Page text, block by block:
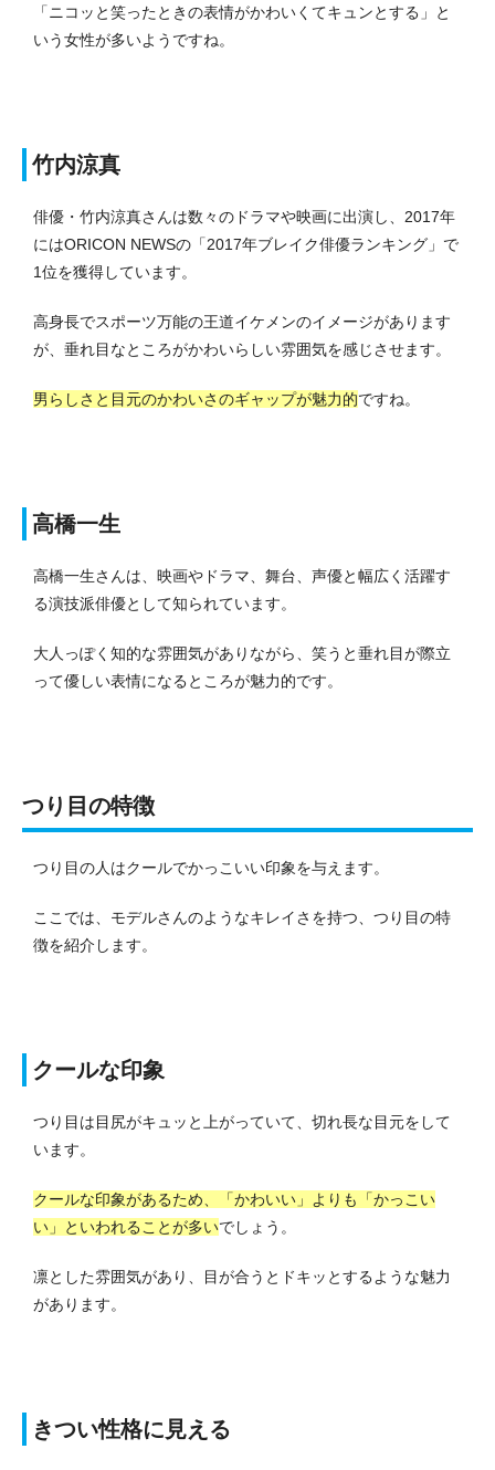
「ニコッと笑ったときの表情がかわいくてキュンとする」と
いう女性が多いようですね。
竹内涼真
俳優・竹内涼真さんは数々のドラマや映画に出演し、2017年
にはORICON NEWSの「2017年ブレイク俳優ランキング」で
1位を獲得しています。
高身長でスポーツ万能の王道イケメンのイメージがあります
が、垂れ目なところがかわいらしい雰囲気を感じさせます。
男らしさと目元のかわいさのギャップが魅力的ですね。
高橋一生
高橋一生さんは、映画やドラマ、舞台、声優と幅広く活躍す
る演技派俳優として知られています。
大人っぽく知的な雰囲気がありながら、笑うと垂れ目が際立
って優しい表情になるところが魅力的です。
つり目の特徴
つり目の人はクールでかっこいい印象を与えます。
ここでは、モデルさんのようなキレイさを持つ、つり目の特
徴を紹介します。
クールな印象
つり目は目尻がキュッと上がっていて、切れ長な目元をして
います。
クールな印象があるため、「かわいい」よりも「かっこい
い」といわれることが多いでしょう。
凛とした雰囲気があり、目が合うとドキッとするような魅力
があります。
きつい性格に見える